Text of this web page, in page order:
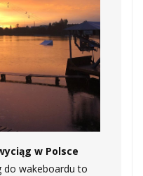
w Polsce
do wakeboardu to